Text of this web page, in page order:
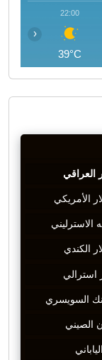
22:00
39°C
‹